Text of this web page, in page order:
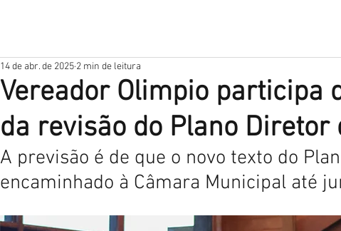
Vereador Olimpio participa
da revisão do Plano Diretor
14 de abr. de 2025 2 min de leitura
A previsão é de que o novo texto do
encaminhado à Câmara Municipal até